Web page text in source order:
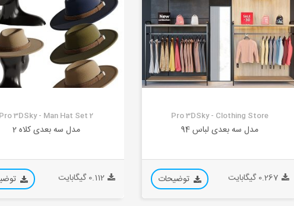
Pro 3DSky - Clothing Store
مدل سه بعدی لباس 94
0.267 گیگابایت توضیحات
Pro 3DSky - Man Hat Set 2
مدل سه بعدی کلاه 2
0.112 گیگابایت